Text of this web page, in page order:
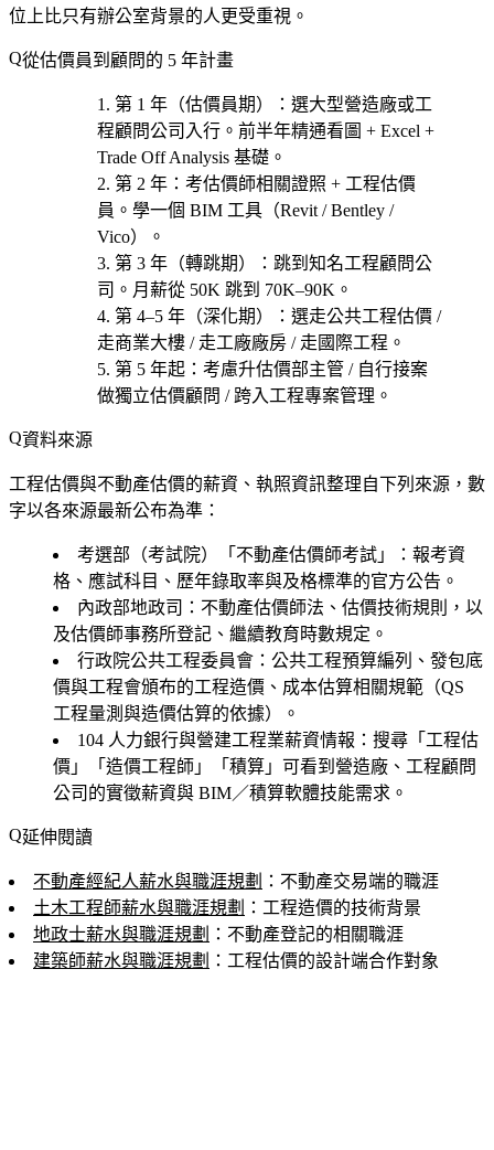
位上比只有辦公室背景的人更受重視。
從估價員到顧問的 5 年計畫
第 1 年（估價員期） ：選大型營造廠或工
程顧問公司 入行。前半年精通看圖 + Excel +
Trade Off Analysis 基礎。
第 2 年 ：考估價師相關證照 + 工程估價
員 。學一個 BIM 工具（Revit / Bentley /
Vico）。
第 3 年（轉跳期）
：跳到知名工程顧問公
司。月薪從 50K 跳到 70K–90K。
第 4–5 年（深化期）
：選走公共工程估價 /
走商業大樓 / 走工廠廠房 / 走國際工程 。
第 5 年起 ：考慮升估價部主管 / 自行接案
做獨立估價顧問 / 跨入工程專案管理 。
資料來源
工程估價與不動產估價的薪資、執照資訊整理自下列來源，數
字以各來源最新公布為準：
考選部（考試院）「不動產估價師考試」
：報考資
格、應試科目、歷年錄取率與及格標準的官方公告。
內政部地政司 ：不動產估價師法、估價技術規則，以
及估價師事務所登記、繼續教育時數規定。
行政院公共工程委員會 ：公共工程預算編列、發包底
價與工程會頒布的工程造價、成本估算相關規範（QS
工程量測與造價估算的依據）。
104 人力銀行與營建工程業薪資情報 ：搜尋「工程估
價」「造價工程師」「積算」可看到營造廠、工程顧問
公司的實徵薪資與 BIM／積算軟體技能需求。
延伸閱讀
不動產經紀人薪水與職涯規劃 ：不動產交易端的職涯
土木工程師薪水與職涯規劃 ：工程造價的技術背景
地政士薪水與職涯規劃 ：不動產登記的相關職涯
建築師薪水與職涯規劃 ：工程估價的設計端合作對象